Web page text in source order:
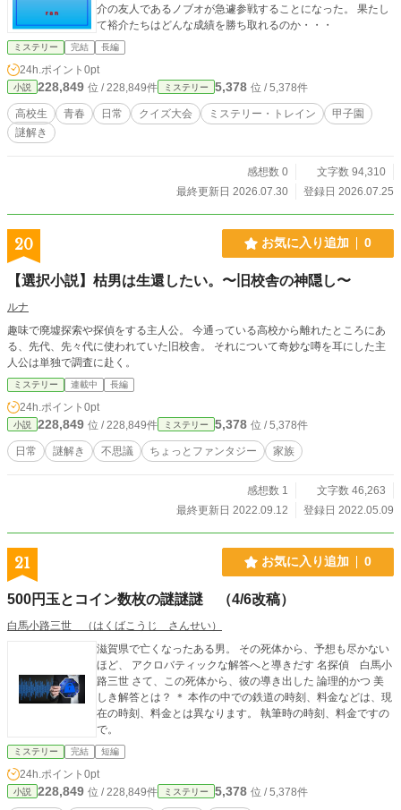
介の友人であるノブオが急遽参戦することになった。 果たし
て裕介たちはどんな成績を勝ち取れるのか・・・
ミステリー 完結 長編
24h.ポイント 0pt
小説 228,849 位 / 228,849件 ミステリー 5,378 位 / 5,378件
高校生 青春 日常 クイズ大会 ミステリー・トレイン
甲子園
謎解き
感想数 0
文字数 94,310
最終更新日 2026.07.30
登録日 2026.07.25
20 お気に入り追加 0
【選択小説】枯男は生還したい。〜旧校舎の神隠し〜
ルナ
趣味で廃墟探索や探偵をする主人公。 今通っている高校から離れたところにあ
る、先代、先々代に使われていた旧校舎。 それについて奇妙な噂を耳にした主
人公は単独で調査に赴く。
ミステリー 連載中 長編
24h.ポイント 0pt
小説 228,849 位 / 228,849件 ミステリー 5,378 位 / 5,378件
日常 謎解き 不思議 ちょっとファンタジー 家族
感想数 1
文字数 46,263
最終更新日 2022.09.12
登録日 2022.05.09
21 お気に入り追加 0
500円玉とコイン数枚の謎謎謎 （4/6改稿）
白馬小路三世 （はくばこうじ さんせい）
滋賀県で亡くなったある男。 その死体から、予想も尽かない
ほど、 アクロバティックな解答へと導きだす 名探偵 白馬小
路三世 さて、この死体から、彼の導き出した 論理的かつ 美
しき解答とは？ ＊ 本作の中での鉄道の時刻、料金などは、現
在の時刻、料金とは異なります。 執筆時の時刻、料金ですの
で。
ミステリー 完結 短編
24h.ポイント 0pt
小説 228,849 位 / 228,849件 ミステリー 5,378 位 / 5,378件